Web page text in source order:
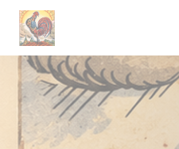
Cookie- hanteringspanel